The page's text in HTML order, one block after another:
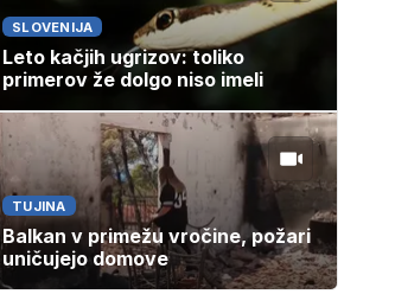
SLOVENIJA
Leto kačjih ugrizov: toliko
primerov že dolgo niso imeli
TUJINA
Balkan v primežu vročine, požari
uničujejo domove